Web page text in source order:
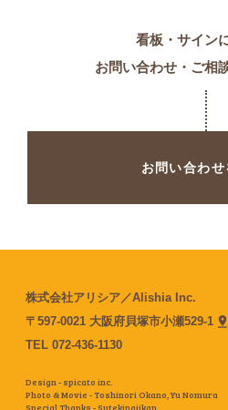
看板・サイン
お問い合わせ・ご相
お問い合わせ
株式会社アリシア／Alishia Inc.
〒597-0021 大阪府貝塚市小瀬529-1
TEL 072-436-1130
Design - spicato inc.
Photo & Movie - Toshinori Okano,Yu Nomura
Special Thanks - Sutekinajikan